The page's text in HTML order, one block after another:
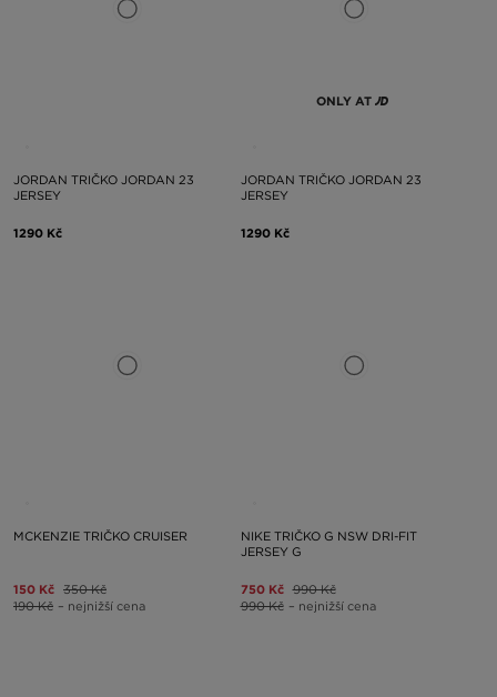
JORDAN TRIČKO JORDAN 23
JERSEY
1290 Kč
ONLY AT
JORDAN TRIČKO JORDAN 23
JERSEY
1290 Kč
MCKENZIE TRIČKO CRUISER
150 Kč 350 Kč
190 Kč – nejnižší cena
NIKE TRIČKO G NSW DRI-FIT
JERSEY G
750 Kč 990 Kč
990 Kč – nejnižší cena